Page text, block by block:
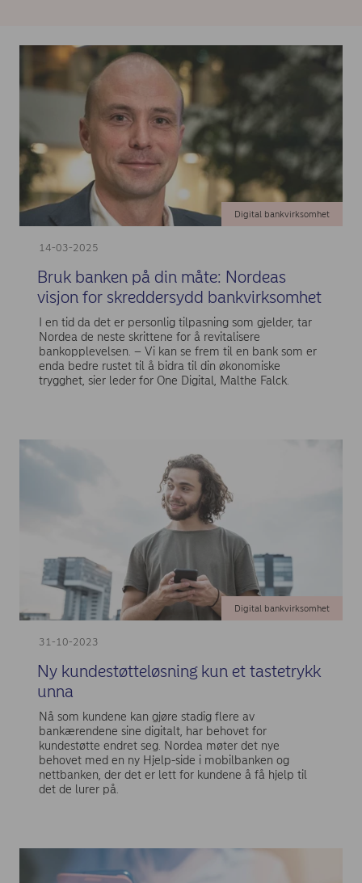
14-03-2025
Digital bankvirksomhet
Bruk banken på din måte: Nordeas
visjon for skreddersydd bankvirksomhet
I en tid da det er personlig tilpasning som gjelder, tar
Nordea de neste skrittene for å revitalisere
bankopplevelsen. – Vi kan se frem til en bank som er
enda bedre rustet til å bidra til din økonomiske
trygghet, sier leder for One Digital, Malthe Falck.
31-10-2023
Digital bankvirksomhet
Ny kundestøtteløsning kun et tastetrykk
unna
Nå som kundene kan gjøre stadig flere av
bankærendene sine digitalt, har behovet for
kundestøtte endret seg. Nordea møter det nye
behovet med en ny Hjelp-side i mobilbanken og
nettbanken, der det er lett for kundene å få hjelp til
det de lurer på.